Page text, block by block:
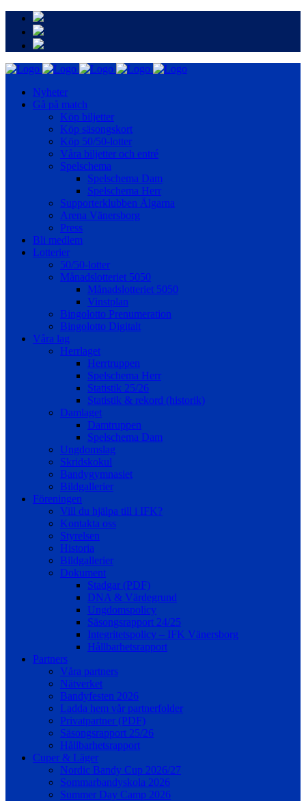
Nyheter
Gå på match
Köp biljetter
Köp säsongskort
Köp 50/50-lotter
Våra biljetter och entré
Spelschema
Spelschema Dam
Spelschema Herr
Supporterklubben Älgarna
Arena Vänersborg
Press
Bli medlem
Lotterier
50/50-lotter
Månadslotteriet 5050
Månadslotteriet 5050
Vinstplan
Bingolotto Prenumeration
Bingolotto Digitalt
Våra lag
Herrlaget
Herrtruppen
Spelschema Herr
Statistik 25/26
Statistik & rekord (historik)
Damlaget
Damtruppen
Spelschema Dam
Ungdomslag
Skridskokul
Bandygymnasiet
Bildgallerier
Föreningen
Vill du hjälpa till i IFK?
Kontakta oss
Styrelsen
Historia
Bildgallerier
Dokument
Stadgar (PDF)
DNA & Värdegrund
Ungdomspolicy
Säsongsrapport 24/25
Integritetspolicy – IFK Vänersborg
Hållbarhetsrapport
Partners
Våra partners
Nätverket
Bandyfesten 2026
Ladda hem vår partnerfolder
Privatpartner (PDF)
Säsongsrapport 25/26
Hållbarhetsrapport
Cuper & Läger
Nordic Bandy Cup 2026/27
Sommarbandyskola 2026
Summer Day Camp 2026